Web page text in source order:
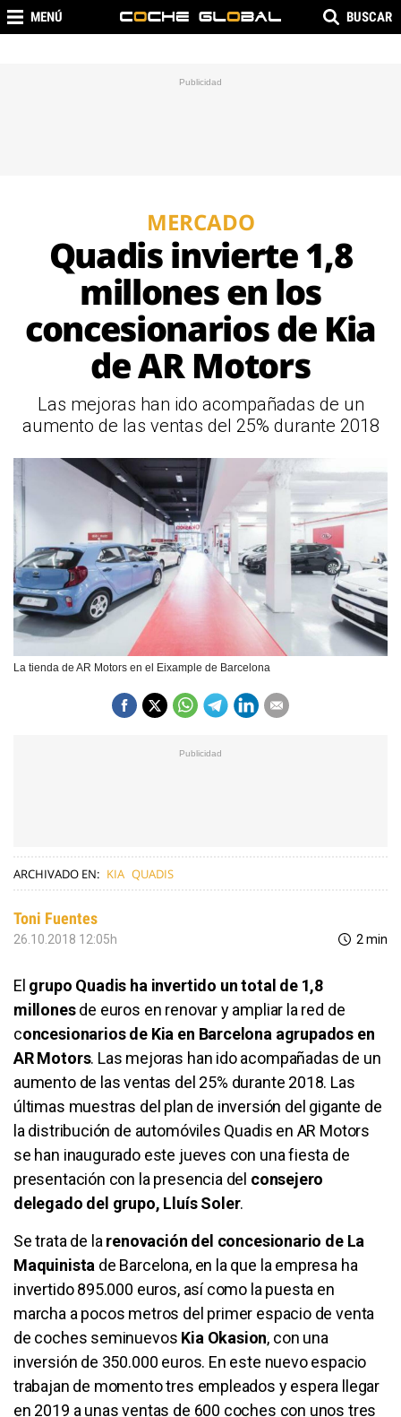
MENÚ BUSCAR
MERCADO
Quadis invierte 1,8
millones en los
concesionarios de Kia
de AR Motors
Las mejoras han ido acompañadas de un
aumento de las ventas del 25% durante 2018
La tienda de AR Motors en el Eixample de Barcelona
ARCHIVADO EN: KIA QUADIS
Toni Fuentes
26.10.2018 12:05h 2 min
El grupo Quadis ha invertido un total de 1,8
millonesde euros en renovar y ampliar la red de
concesionarios de Kia en Barcelona agrupados en
AR Motors. Las mejoras han ido acompañadas de un
aumento de las ventas del 25% durante 2018. Las
últimas muestras del plan de inversión del gigante de
la distribución de automóviles Quadis en AR Motors
se han inaugurado este jueves con una fiesta de
presentación con la presencia del consejero
delegado del grupo, Lluís Soler.
Se trata de la renovación del concesionario de La
Maquinista de Barcelona, en la que la empresa ha
invertido 895.000 euros, así como la puesta en
marcha a pocos metros del primer espacio de venta
de coches seminuevos Kia Okasion, con una
inversión de 350.000 euros. En este nuevo espacio
trabajan de momento tres empleados y espera llegar
en 2019 a unas ventas de 600 coches con unos tres